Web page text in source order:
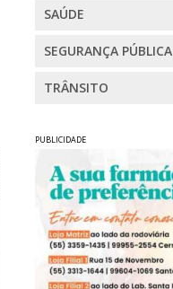
SAÚDE
SEGURANÇA PÚBLICA
TRÂNSITO
PUBLICIDADE